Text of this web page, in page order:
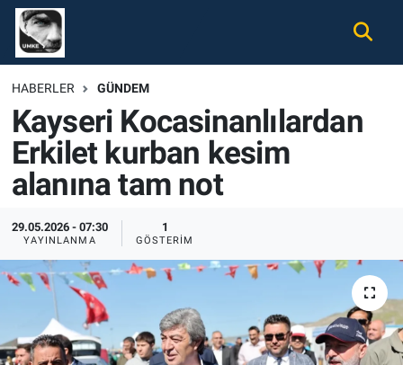
HABERLER GÜNDEM
Kayseri Kocasinanlılardan
Erkilet kurban kesim
alanına tam not
29.05.2026 - 07:30
YAYINLANMA
1
GÖSTERIM
Gündem
Ekonomi
Spor
Tüm Haberler
İletişim
Künye
Nöbetçi Eczaneler
Hava Durumu
Namaz Vakitleri
Süper Lig Puan Durumu ve Fikstür
Tüm Manşetler
Son Dakika Haberleri